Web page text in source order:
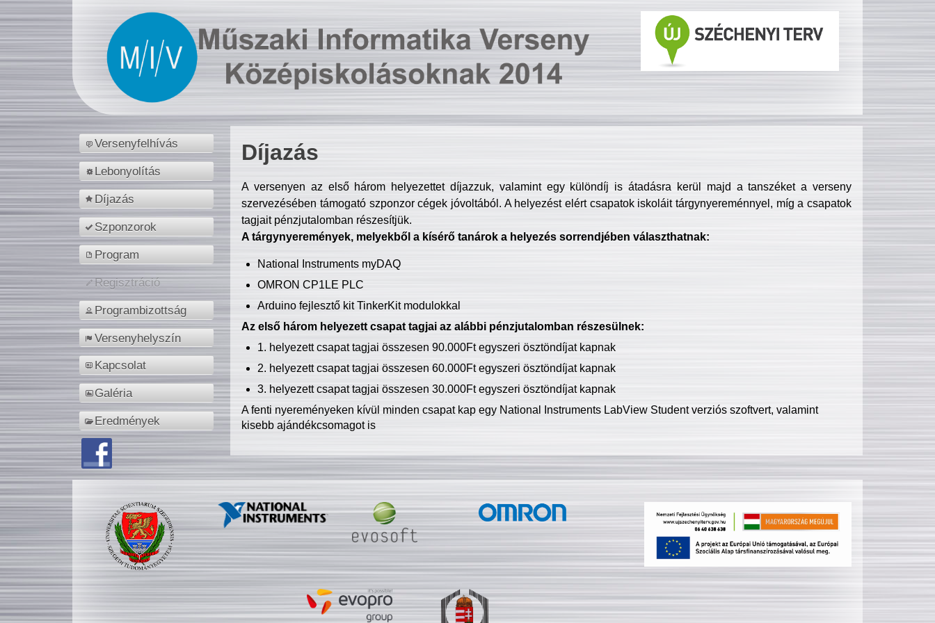
Versenyfelhívás
Lebonyolítás
Díjazás
Szponzorok
Program
Regisztráció
Programbizottság
Versenyhelyszín
Kapcsolat
Galéria
Eredmények
Díjazás
A versenyen az első három helyezettet díjazzuk, valamint egy különdíj is átadásra kerül majd a tanszéket a verseny
szervezésében támogató szponzor cégek jóvoltából. A helyezést elért csapatok iskoláit tárgynyereménnyel, míg a csapatok
tagjait pénzjutalomban részesítjük.
A tárgynyeremények, melyekből a kísérő tanárok a helyezés sorrendjében választhatnak:
National Instruments myDAQ
OMRON CP1LE PLC
Arduino fejlesztő kit TinkerKit modulokkal
Az első három helyezett csapat tagjai az alábbi pénzjutalomban részesülnek:
1. helyezett csapat tagjai összesen 90.000Ft egyszeri ösztöndíjat kapnak
2. helyezett csapat tagjai összesen 60.000Ft egyszeri ösztöndíjat kapnak
3. helyezett csapat tagjai összesen 30.000Ft egyszeri ösztöndíjat kapnak
A fenti nyereményeken kívül minden csapat kap egy National Instruments LabView Student verziós szoftvert, valamint
kisebb ajándékcsomagot is